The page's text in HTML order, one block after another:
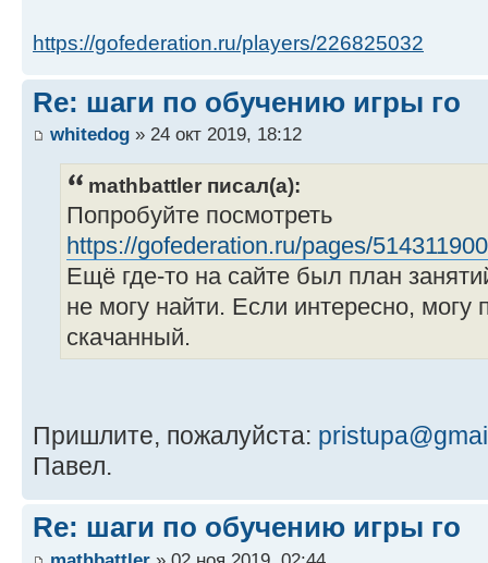
https://gofederation.ru/players/226825032
Re: шаги по обучению игры го
whitedog » 24 окт 2019, 18:12
mathbattler писал(а):
Попробуйте посмотреть
https://gofederation.ru/pages/514311900
Ещё где-то на сайте был план
не могу найти. Если интересно, могу
скачанный.
Пришлите, пожалуйста:
Павел.
Re: шаги по обучению игры го